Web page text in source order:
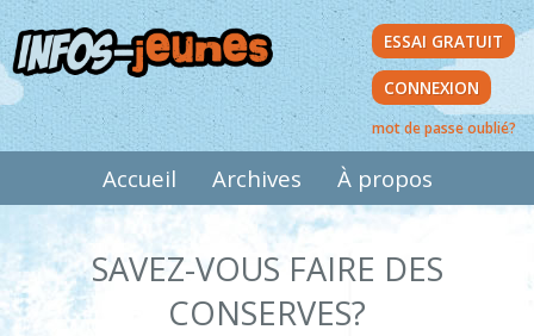
Aller
au
contenu
principal
ESSAI GRATUIT
CONNEXION
mot de passe oublié?
NAVIGATION
Accueil Archives À propos
SAVEZ-VOUS FAIRE DES
CONSERVES?